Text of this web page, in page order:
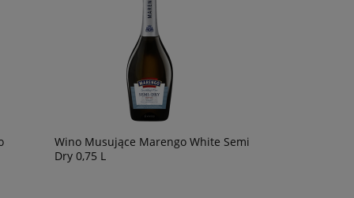
Wino Musujące Marengo White Semi
Dry 0,75 L